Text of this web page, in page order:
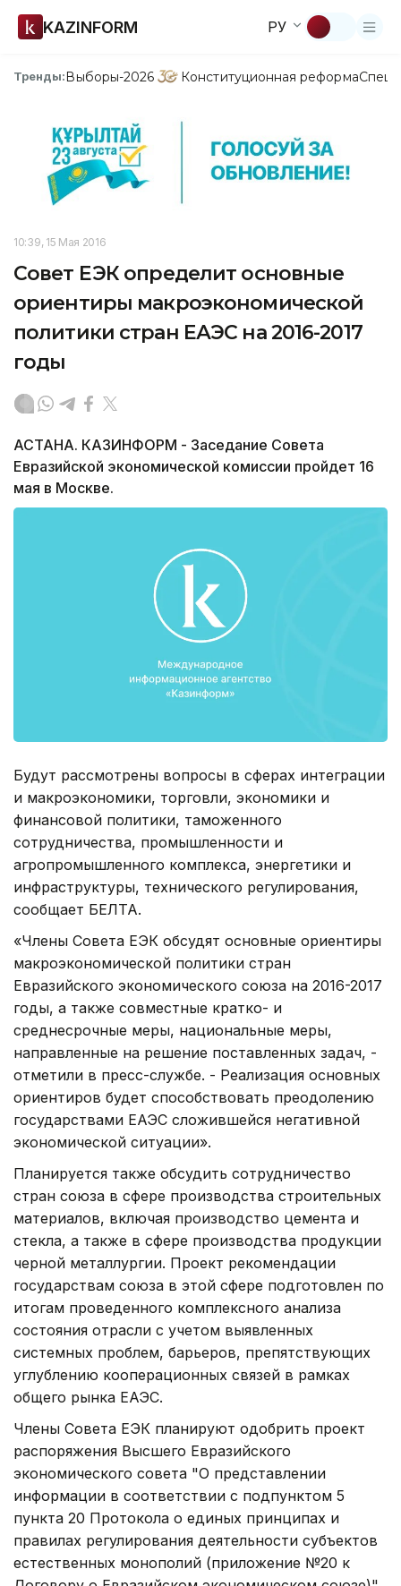
KAZINFORM РУ
Тренды:Выборы-2026 Конституционная реформа
10:39, 15 Мая 2016
Совет ЕЭК определит основные
ориентиры макроэкономической
политики стран ЕАЭС на 2016-2017
годы
АСТАНА. КАЗИНФОРМ - Заседание Совета
Евразийской экономической комиссии пройдет 16
мая в Москве.
Будут рассмотрены вопросы в сферах интеграции
и макроэкономики, торговли, экономики и
финансовой политики, таможенного
сотрудничества, промышленности и
агропромышленного комплекса, энергетики и
инфраструктуры, технического регулирования,
сообщает БЕЛТА.
«Члены Совета ЕЭК обсудят основные ориентиры
макроэкономической политики стран
Евразийского экономического союза на 2016-2017
годы, а также совместные кратко- и
среднесрочные меры, национальные меры,
направленные на решение поставленных задач, -
отметили в пресс-службе. - Реализация основных
ориентиров будет способствовать преодолению
государствами ЕАЭС сложившейся негативной
экономической ситуации».
Планируется также обсудить сотрудничество
стран союза в сфере производства строительных
материалов, включая производство цемента и
стекла, а также в сфере производства продукции
черной металлургии. Проект рекомендации
государствам союза в этой сфере подготовлен по
итогам проведенного комплексного анализа
состояния отрасли с учетом выявленных
системных проблем, барьеров, препятствующих
углублению кооперационных связей в рамках
общего рынка ЕАЭС.
Члены Совета ЕЭК планируют одобрить проект
распоряжения Высшего Евразийского
экономического совета "О представлении
информации в соответствии с подпунктом 5
пункта 20 Протокола о единых принципах и
правилах регулирования деятельности субъектов
естественных монополий (приложение №20 к